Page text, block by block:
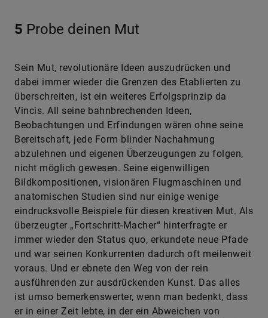
5 Probe deinen Mut
Sein Mut, revolutionäre Ideen auszudrücken und
dabei immer wieder die Grenzen des Etablierten zu
überschreiten, ist ein weiteres Erfolgsprinzip da
Vincis. All seine bahnbrechenden Ideen,
Beobachtungen und Erfindungen wären ohne seine
Bereitschaft, jede Form blinder Nachahmung
abzulehnen und eigenen Überzeugungen zu folgen,
nicht möglich gewesen. Seine eigenwilligen
Bildkompositionen, visionären Flugmaschinen und
anatomischen Studien sind nur einige wenige
eindrucksvolle Beispiele für diesen kreativen Mut. Als
überzeugter „Fortschritt-Macher“ hinterfragte er
immer wieder den Status quo, erkundete neue Pfade
und war seinen Konkurrenten dadurch oft meilenweit
voraus. Und er ebnete den Weg von der rein
ausführenden zur ausdrückenden Kunst. Das alles
ist umso bemerkenswerter, wenn man bedenkt, dass
er in einer Zeit lebte, in der ein Abweichen von